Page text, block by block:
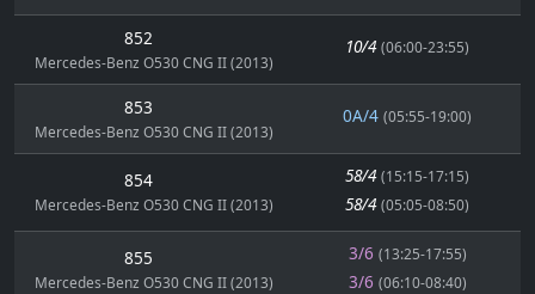
852
Mercedes-Benz O530 CNG II (2013)
10/4 (06:00-23:55)
853
Mercedes-Benz O530 CNG II (2013)
0A/4 (05:55-19:00)
854
Mercedes-Benz O530 CNG II (2013)
58/4 (15:15-17:15)
58/4 (05:05-08:50)
855
Mercedes-Benz O530 CNG II (2013)
3/6 (13:25-17:55)
3/6 (06:10-08:40)